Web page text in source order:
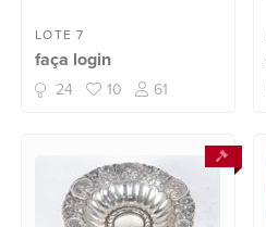
e forrados em tecido na
cor sal...
LOTE 7
faça login
24 10 61